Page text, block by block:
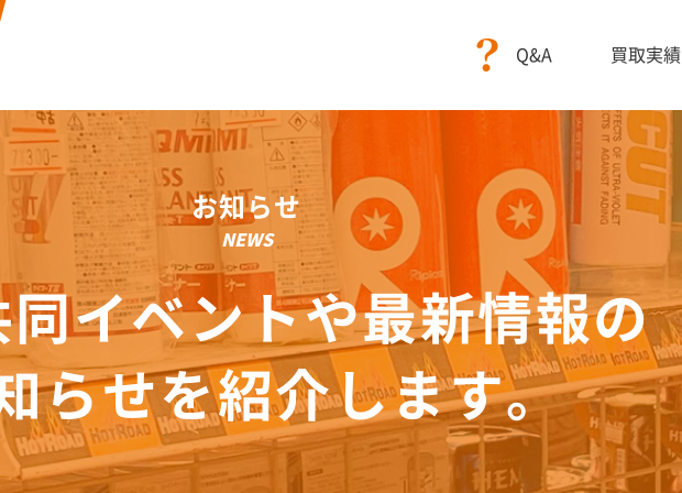
Q&A 買取実績
お知らせ
NEWS
同イベントや最新情報の
らせを紹介します。